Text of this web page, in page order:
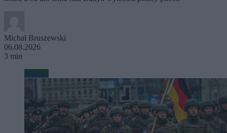
Michał Bruszewski
06.08.2026
3 min
Wojsko